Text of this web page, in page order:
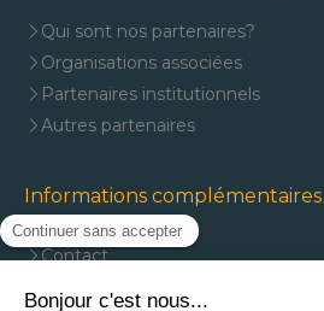
Qui sont nos partenaires?
Organisations associées
Partenaires institutionnels
Autres partenaires
Informations complémentaires
Contact